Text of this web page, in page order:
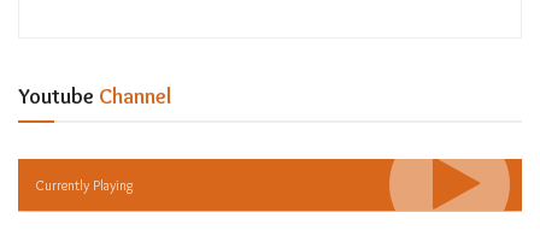
Youtube Channel
Currently Playing